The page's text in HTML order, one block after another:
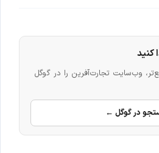
کنید
وب‌سایت تجارت‌آفرین را در گوگل
در گوگل ←